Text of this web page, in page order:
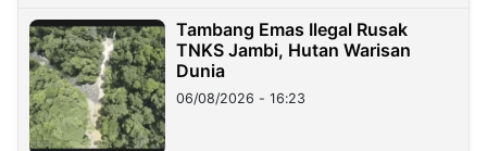
Tambang Emas Ilegal Rusak
TNKS Jambi, Hutan Warisan
Dunia
06/08/2026 - 16:23